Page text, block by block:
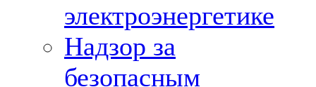
электроэнергетике
Надзор за
безопасным